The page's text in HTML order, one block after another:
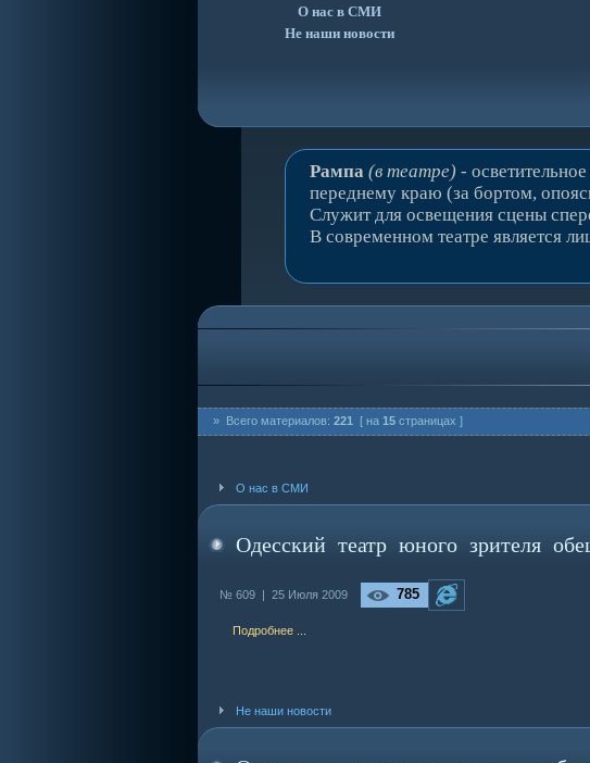
О нас в СМИ
Не наши новости
Рампа (в театре) -
переднему краю (за бортом,
Служит для освещения сцены
В современном театре является
» Всего материалов: 221 [ на 15 страницах ]
О нас в СМИ
Одесский театр юного зрителя
№ 609 | 25 Июля 2009 785
Подробнее ...
Не наши новости